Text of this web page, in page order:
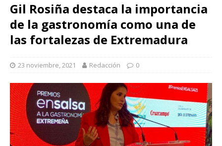
Gil Rosiña destaca la importancia
de la gastronomía como una de
las fortalezas de Extremadura
23 noviembre, 2021 Redacción 0